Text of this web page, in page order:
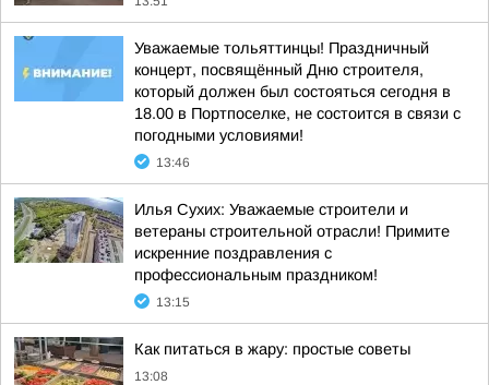
Уважаемые тольяттинцы! Праздничный
концерт, посвящённый Дню строителя,
который должен был состояться сегодня в
18.00 в Портпоселке, не состоится в связи с
погодными условиями!
13:46
Илья Сухих: Уважаемые строители и
ветераны строительной отрасли! Примите
искренние поздравления с
профессиональным праздником!
13:15
Как питаться в жару: простые советы
13:08